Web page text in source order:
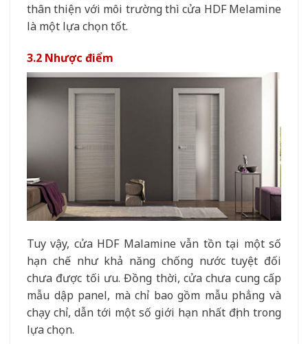
thân thiện với môi trường thì cửa HDF Melamine
là một lựa chọn tốt.
3.2 Nhược điểm
Tuy vậy, cửa HDF Malamine vẫn tồn tại một số
hạn chế như khả năng chống nước tuyệt đối
chưa được tối ưu. Đồng thời, cửa chưa cung cấp
mẫu dập panel, mà chỉ bao gồm mẫu phẳng và
chạy chỉ, dẫn tới một số giới hạn nhất định trong
lựa chọn.